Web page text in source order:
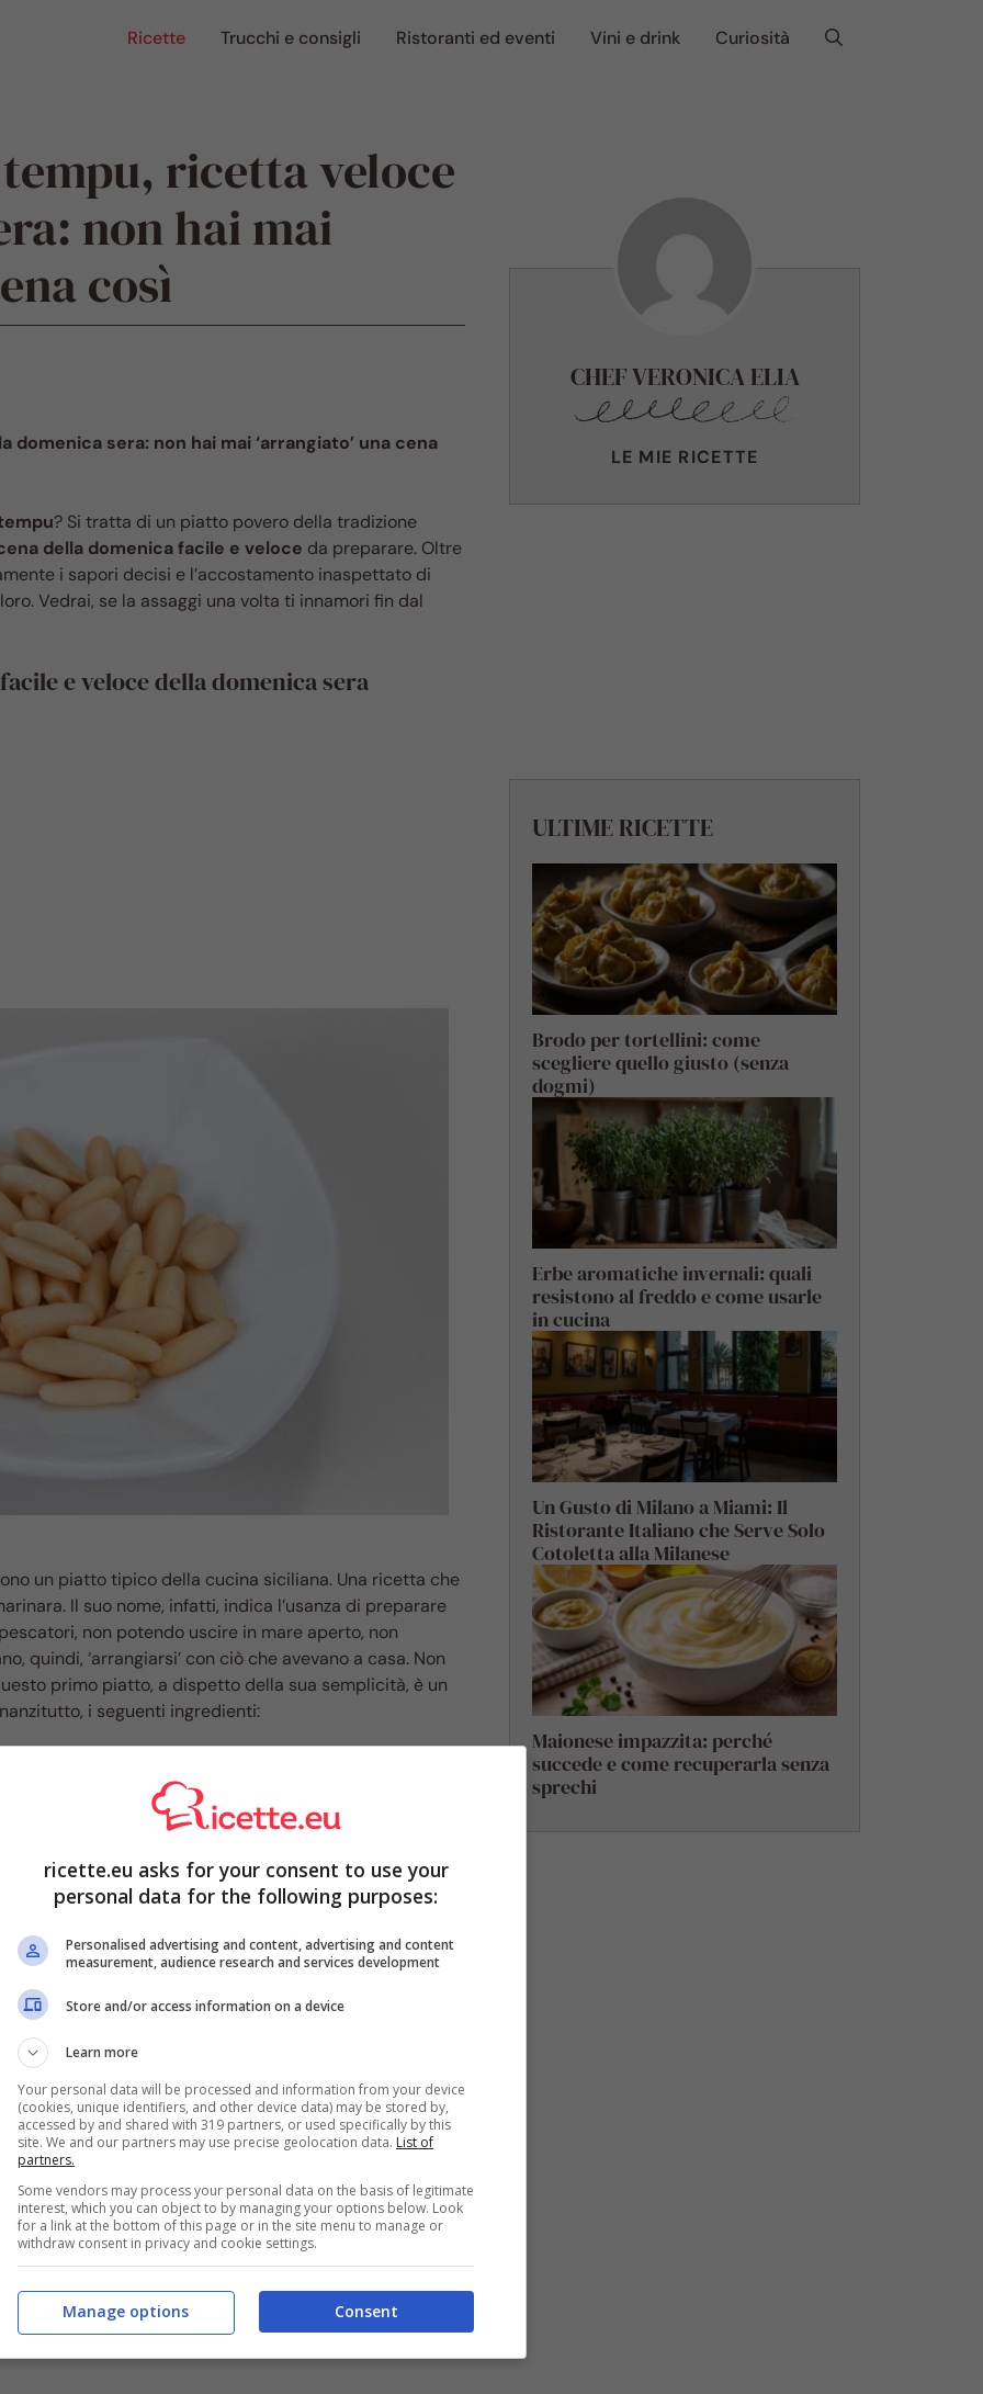
Ricette Trucchi e consigli Ristoranti ed eventi Vini e drink Curiosità
ricetta veloce
non hai mai
così
sera: non hai mai ‘arrangiato’ una cena
? Si tratta di un piatto povero della tradizione
della domenica facile e veloce da preparare. Oltre
i sapori decisi e l’accostamento inaspettato di
Vedrai, se la assaggi una volta ti innamori fin dal
e veloce della domenica sera
un piatto tipico della cucina siciliana. Una ricetta che
Il suo nome, infatti, indica l’usanza di preparare
non potendo uscire in mare aperto, non
quindi, ‘arrangiarsi’ con ciò che avevano a casa. Non
primo piatto, a dispetto della sua semplicità, è un
i seguenti ingredienti:
alla Romana, un delizioso contorno da preparare
CHEF VERONICA ELIA
LE MIE RICETTE
ULTIME RICETTE
Brodo per tortellini: come
scegliere quello giusto (senza
dogmi)
Erbe aromatiche invernali: quali
resistono al freddo e come usarle
in cucina
Un Gusto di Milano a Miami: Il
Ristorante Italiano che Serve Solo
Cotoletta alla Milanese
Maionese impazzita: perché
succede e come recuperarla senza
sprechi
ricette.eu asks for your consent to use your
personal data for the following purposes:
Personalised advertising and content, advertising and content
measurement, audience research and services development
Store and/or access information on a device
Learn more
Your personal data will be processed and information from your device
(cookies, unique identifiers, and other device data) may be stored by,
accessed by and shared with 319 partners, or used specifically by this
site. We and our partners may use precise geolocation data. List of
partners.
Some vendors may process your personal data on the basis of legitimate
interest, which you can object to by managing your options below. Look
for a link at the bottom of this page or in the site menu to manage or
withdraw consent in privacy and cookie settings.
Consent
Manage options